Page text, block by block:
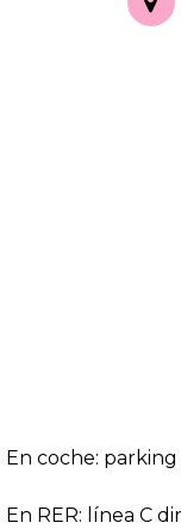
En coche:
En RER: línea C